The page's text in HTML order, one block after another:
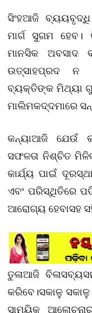
ସିଂହଆଜି ବ୍ୟୟବୃଦ୍ଧି
ମାର୍ଗ ସୁଗମ
ମାନସିକ ଅବସାଦ
ଉତ୍ସାହପ୍ରଦ ନ
ବ୍ୟକ୍ତିଙ୍କ ମିଥ୍ୟା
ମାଲିମକଦ୍ଦମାରେ
କନ୍ୟାଆଜି ଯେଉଁ
ସଫଳତା ନିଶ୍ଚିତ
କାର୍ଯ୍ୟ ପାଇଁ
ଏବଂ ପରିସ୍ଥିତିରେ ପଡି
ଆରୋଗ୍ୟ ହେବାସହ
ତୁଳାଆଜି
କରିବେ।ସକାଳୁ
ସାମୟିକ